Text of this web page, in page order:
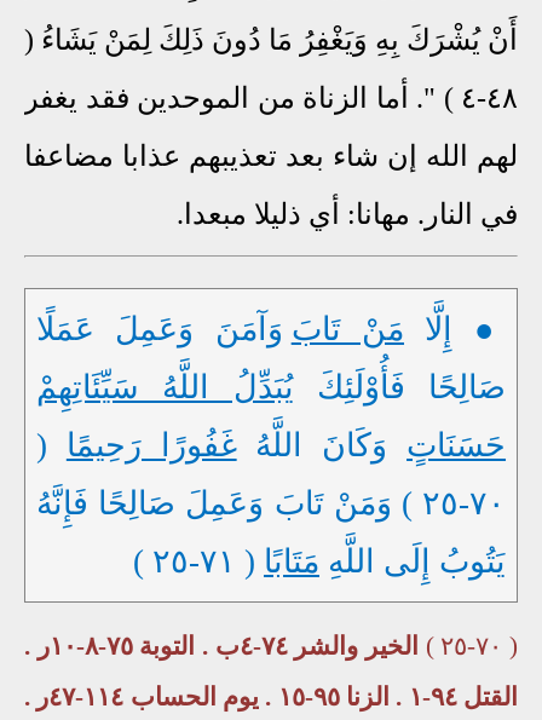
أَنْ يُشْرَكَ بِهِ وَيَغْفِرُ مَا دُونَ ذَلِكَ لِمَنْ يَشَاءُ (
٤٨-٤ ) ". أما الزناة من الموحدين فقد يغفر
لهم الله إن شاء بعد تعذيبهم عذابا مضاعفا
في النار. مهانا: أي ذليلا مبعدا.
● إِلَّا مَنْ تَابَ وَآمَنَ وَعَمِلَ عَمَلًا
صَالِحًا فَأُوْلَئِكَيُبَدِّلُ اللَّهُ سَيِّئَاتِهِمْ
حَسَنَاتٍ وَكَانَ اللَّهُغَفُورًا رَحِيمًا (
٧٠-٢٥ ) وَمَنْ تَابَ وَعَمِلَ صَالِحًا فَإِنَّهُ
يَتُوبُ إِلَى اللَّهِ مَتَابًا ( ٧١-٢٥ )
( ٧٠-٢٥ )
الخير والشر ٧٤-٤ب . التوبة ٧٥-٨-١٠ر .
القتل ٩٤-١ . الزنا ٩٥-١٥ . يوم الحساب ١١٤-٤٧ر .